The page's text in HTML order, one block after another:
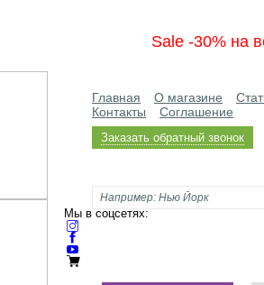
Sale -30% на
Главная О магазине
Контакты
Соглашение
Заказать обратный звонок
Мы в соцсетях: